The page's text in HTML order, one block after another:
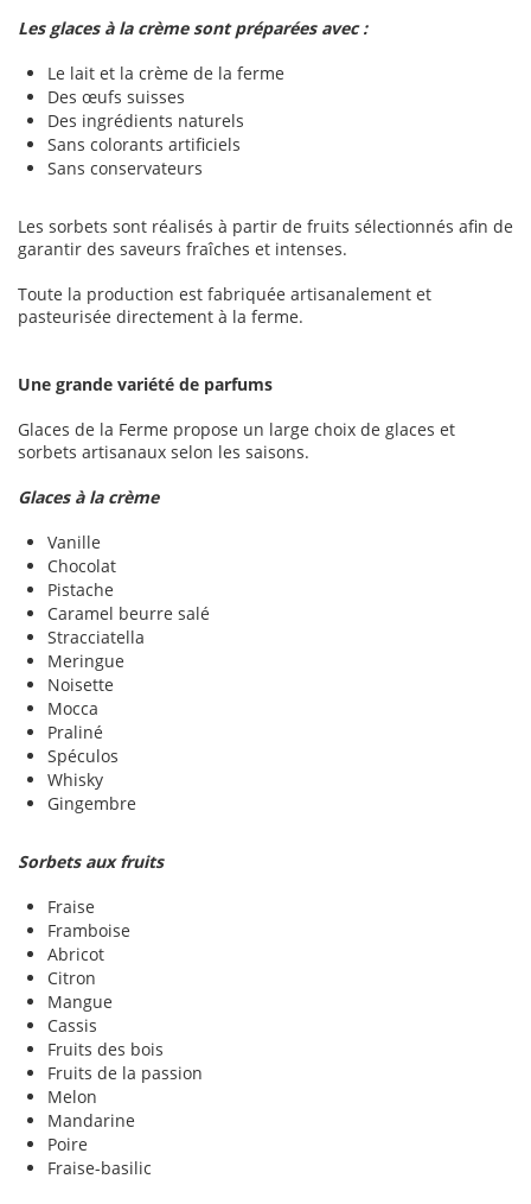
Les glaces à la crème sont préparées avec :
Le lait et la crème de la ferme
Des œufs suisses
Des ingrédients naturels
Sans colorants artificiels
Sans conservateurs
Les sorbets sont réalisés à partir de fruits sélectionnés afin de
garantir des saveurs fraîches et intenses.
Toute la production est fabriquée artisanalement et
pasteurisée directement à la ferme.
Une grande variété de parfums
Glaces de la Ferme propose un large choix de glaces et
sorbets artisanaux selon les saisons.
Glaces à la crème
Vanille
Chocolat
Pistache
Caramel beurre salé
Stracciatella
Meringue
Noisette
Mocca
Praliné
Spéculos
Whisky
Gingembre
Sorbets aux fruits
Fraise
Framboise
Abricot
Citron
Mangue
Cassis
Fruits des bois
Fruits de la passion
Melon
Mandarine
Poire
Fraise-basilic